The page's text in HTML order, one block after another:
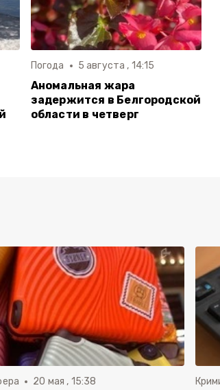
Погода 5 августа , 14:15
Аномальная жара
задержится в Белгородской
области в четверг
20 мая , 15:38